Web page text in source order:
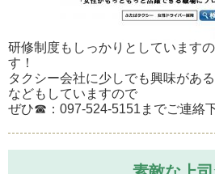
研修制度もしっかりとしています
す！
タクシー会社に少しでも興味があ
などもしていますので
ぜひ☎：097-524-5151までご連絡